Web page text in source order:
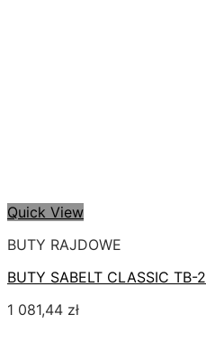
Quick View
BUTY RAJDOWE
BUTY SABELT CLASSIC TB-2
1 081,44 zł